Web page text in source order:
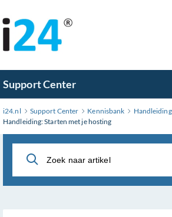
naar
hoofdinhoud
Support Center
i24.nl Support Center Kennisbank
Handleiding: Starten met je hosting